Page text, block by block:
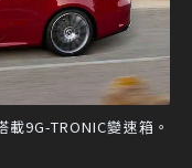
9G-TRONIC變速箱。